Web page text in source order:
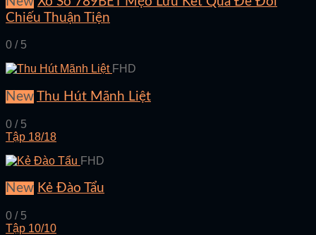
Chiếu Thuận Tiện
0 / 5
FHD
New Thu Hút Mãnh Liệt
0 / 5
Tập 18/18
FHD
New Kẻ Đào Tẩu
0 / 5
Tập 10/10